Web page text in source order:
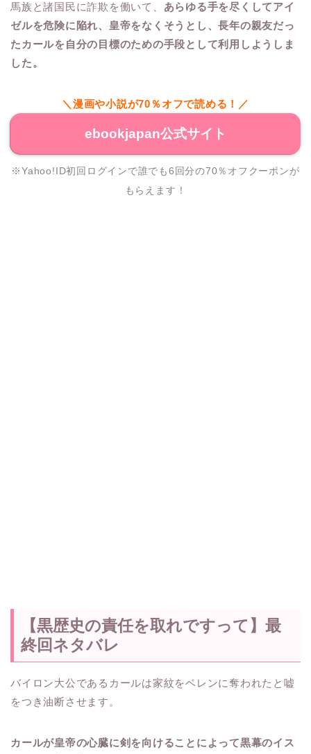
馬族と諸国民に詐欺を働いて、 あらゆる手を尽くしてアイ
ゼルを危険に陥れ、皇帝をなくそうとし、長年の親友だっ
たカールを自分の目標のための手段として利用しようしま
した。
＼漫画や小説が70％オフで読める！／
ebookjapan公式サイト
※Yahoo!ID初回ログインで誰でも6回分の70％オフクーポンが
もらえます！
【黒歴史の責任を取れですって】最
終回ネタバレ
バイロン大公であるカールは家紋をベレンに奪われたと嘘
をつき油断させます。
カールが皇帝の心臓に剣を向けることによって黒幕のイス